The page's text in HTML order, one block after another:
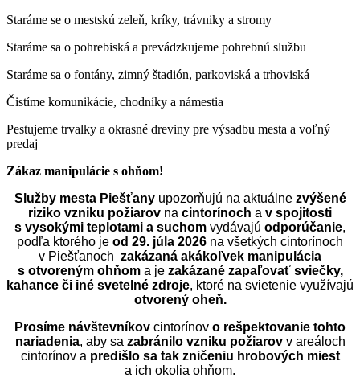
Staráme se o mestskú zeleň, kríky, trávniky a stromy
Staráme sa o pohrebiská a prevádzkujeme pohrebnú službu
Staráme sa o fontány, zimný štadión, parkoviská a trhoviská
Čistíme komunikácie, chodníky a námestia
Pestujeme trvalky a okrasné dreviny pre výsadbu mesta a voľný
predaj
Zákaz manipulácie s ohňom!
Služby mesta Piešťanyupozorňujú na aktuálne zvýšené
riziko vzniku požiarov na cintorínoch a v spojitosti
s vysokými teplotami a suchom vydávajú odporúčanie,
podľa ktorého je od 29. júla 2026 na všetkých cintorínoch
v Piešťanoch zakázaná akákoľvek manipulácia
s otvoreným ohňoma je zakázané zapaľovať sviečky,
kahance či iné svetelné zdroje, ktoré na svietenie využívajú
otvorený oheň.
Prosíme návštevníkov cintorínov o rešpektovanie tohto
nariadenia, aby sa zabránilo vzniku požiarovv areáloch
cintorínov a predišlo sa tak zničeniu hrobových miest
a ich okolia ohňom.